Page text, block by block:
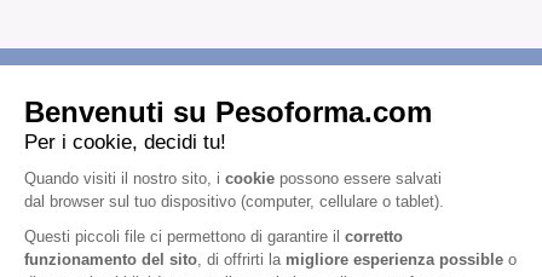
Letta l'informativa privacy, acconsento all'iscrizione alla newsletter